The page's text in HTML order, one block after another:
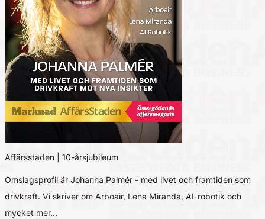
Affärsstaden | 10-årsjubileum
Omslagsprofil är Johanna Palmér - med livet och framtiden som
drivkraft. Vi skriver om Arboair, Lena Miranda, AI-robotik och
mycket mer…